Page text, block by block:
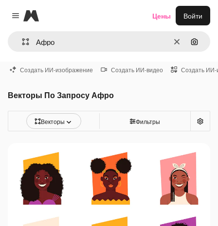
Close menu
Magnific
ОчиститьПоиск
Цены Войти
Создать ИИ-изображение Создать ИИ-видео Создать ИИ-
Векторы По Запросу Афро
Векторы Фильтры